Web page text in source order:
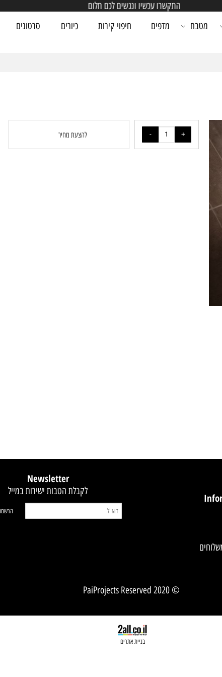
התקשרו עכשיו ונגשים לכם חלום
מדפים חיפוי קירות כיורים סרטונים
להצעת מחיר
Newsletter
© 2020 PaiProjects Reserved